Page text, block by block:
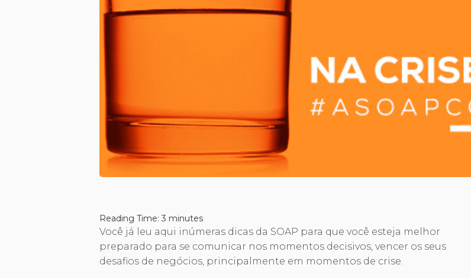
Reading Time: 3 minutes
Você já leu aqui inúmeras dicas da SOAP para que você esteja melhor
preparado para se comunicar nos momentos decisivos, vencer os seus
desafios de negócios, principalmente em momentos de crise.